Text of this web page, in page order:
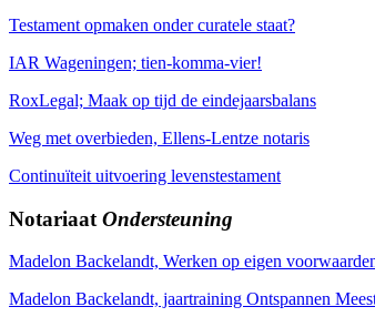
Testament opmaken onder curatele staat?
IAR Wageningen; tien-komma-vier!
RoxLegal; Maak op tijd de eindejaarsbalans
Weg met overbieden, Ellens-Lentze notaris
Continuïteit uitvoering levenstestament
Notariaat Ondersteuning
Madelon Backelandt, Werken op eigen
Madelon Backelandt, jaartraining Ontspannen